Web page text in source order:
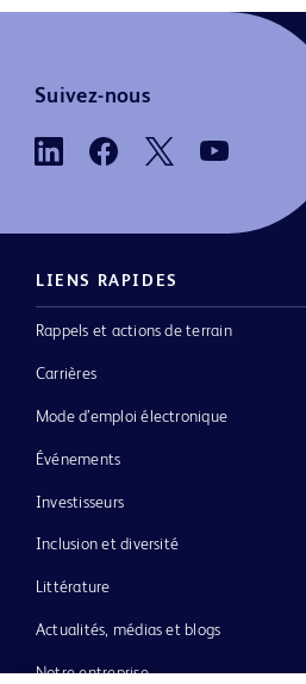
Suivez-nous
LIENS RAPIDES
Rappels et actions de terrain
Carrières
Mode d’emploi électronique
Événements
Investisseurs
Inclusion et diversité
Littérature
Actualités, médias et blogs
Notre entreprise